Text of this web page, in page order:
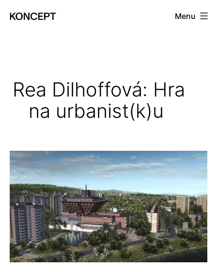
Menu
Rea Dilhoffová: Hra
na urbanist(k)u